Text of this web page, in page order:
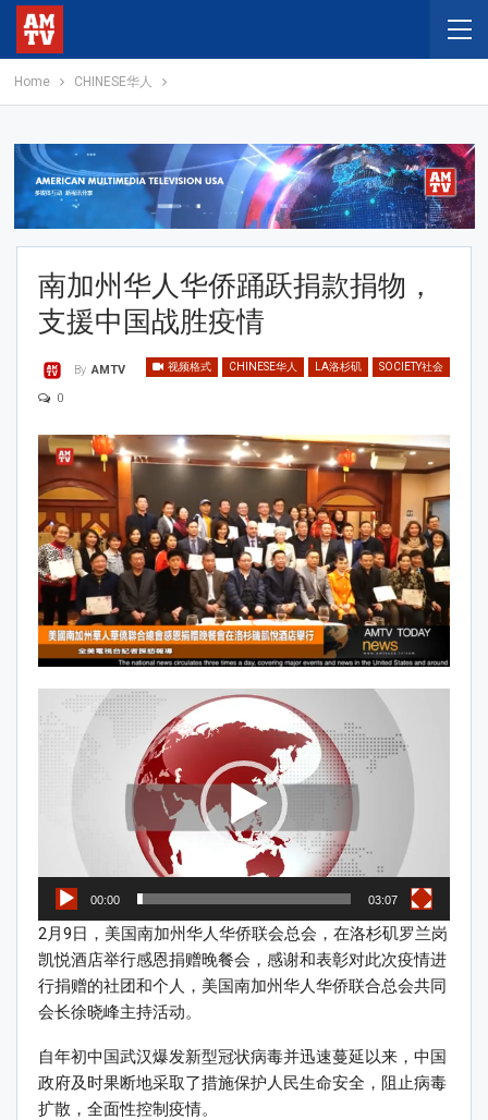
Home CHINESE华人
南加州华人华侨踊跃捐款捐物，
支援中国战胜疫情
视频格式 CHINESE华人 LA洛杉矶 SOCIETY社会
By AMTV
0
Video
Player
00:00 03:07
2月9日，美国南加州华人华侨联会总会，在洛杉矶罗兰岗
凯悦酒店举行感恩捐赠晚餐会，感谢和表彰对此次疫情进
行捐赠的社团和个人，美国南加州华人华侨联合总会共同
会长徐晓峰主持活动。
自年初中国武汉爆发新型冠状病毒并迅速蔓延以来，中国
政府及时果断地采取了措施保护人民生命安全，阻止病毒
扩散，全面性控制疫情。